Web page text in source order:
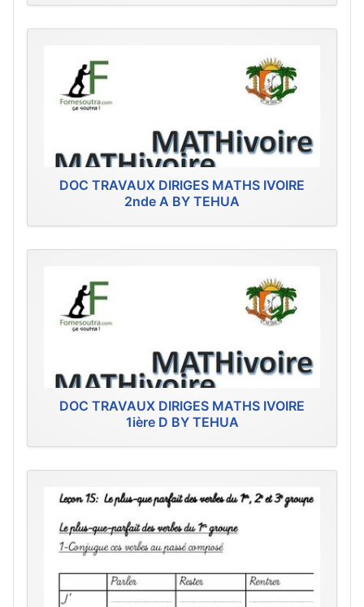
DOC TRAVAUX DIRIGES MATHS IVOIRE
2nde A BY TEHUA
DOC TRAVAUX DIRIGES MATHS IVOIRE
1ière D BY TEHUA